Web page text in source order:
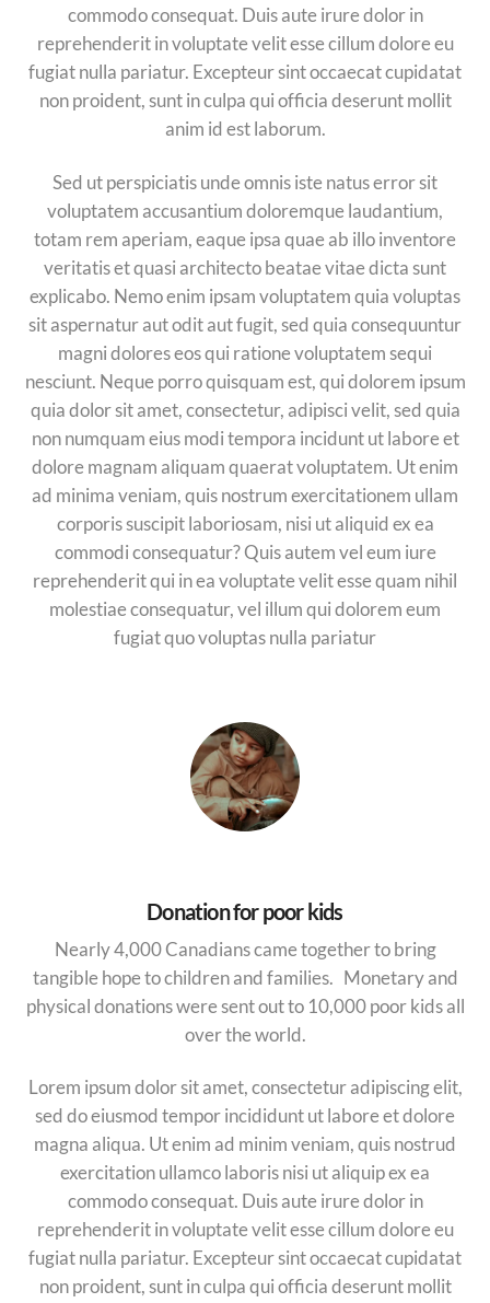
commodo consequat. Duis aute irure dolor in
reprehenderit in voluptate velit esse cillum dolore eu
fugiat nulla pariatur. Excepteur sint occaecat cupidatat
non proident, sunt in culpa qui officia deserunt mollit
anim id est laborum.
Sed ut perspiciatis unde omnis iste natus error sit
voluptatem accusantium doloremque laudantium,
totam rem aperiam, eaque ipsa quae ab illo inventore
veritatis et quasi architecto beatae vitae dicta sunt
explicabo. Nemo enim ipsam voluptatem quia voluptas
sit aspernatur aut odit aut fugit, sed quia consequuntur
magni dolores eos qui ratione voluptatem sequi
nesciunt. Neque porro quisquam est, qui dolorem ipsum
quia dolor sit amet, consectetur, adipisci velit, sed quia
non numquam eius modi tempora incidunt ut labore et
dolore magnam aliquam quaerat voluptatem. Ut enim
ad minima veniam, quis nostrum exercitationem ullam
corporis suscipit laboriosam, nisi ut aliquid ex ea
commodi consequatur? Quis autem vel eum iure
reprehenderit qui in ea voluptate velit esse quam nihil
molestiae consequatur, vel illum qui dolorem eum
fugiat quo voluptas nulla pariatur
Donation for poor kids
Nearly 4,000 Canadians came together to bring
tangible hope to children and families. Monetary and
physical donations were sent out to 10,000 poor kids all
over the world.
Lorem ipsum dolor sit amet, consectetur adipiscing elit,
sed do eiusmod tempor incididunt ut labore et dolore
magna aliqua. Ut enim ad minim veniam, quis nostrud
exercitation ullamco laboris nisi ut aliquip ex ea
commodo consequat. Duis aute irure dolor in
reprehenderit in voluptate velit esse cillum dolore eu
fugiat nulla pariatur. Excepteur sint occaecat cupidatat
non proident, sunt in culpa qui officia deserunt mollit